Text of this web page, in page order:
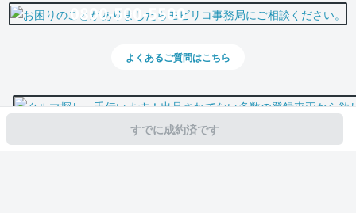
すでに成約済です
0800-500-5500
よくあるご質問はこちら